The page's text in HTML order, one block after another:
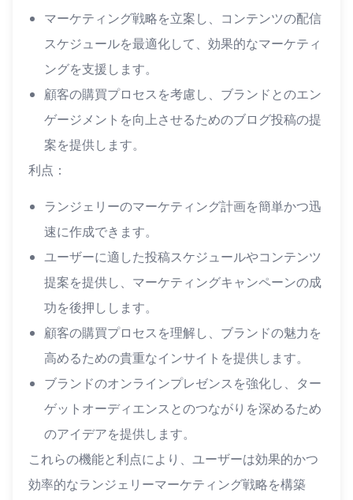
マーケティング戦略を立案し、コンテンツの配信
スケジュールを最適化して、効果的なマーケティ
ングを支援します。
顧客の購買プロセスを考慮し、ブランドとのエン
ゲージメントを向上させるためのブログ投稿の提
案を提供します。
利点：
ランジェリーのマーケティング計画を簡単かつ迅
速に作成できます。
ユーザーに適した投稿スケジュールやコンテンツ
提案を提供し、マーケティングキャンペーンの成
功を後押しします。
顧客の購買プロセスを理解し、ブランドの魅力を
高めるための貴重なインサイトを提供します。
ブランドのオンラインプレゼンスを強化し、ター
ゲットオーディエンスとのつながりを深めるため
のアイデアを提供します。
これらの機能と利点により、ユーザーは効果的かつ
効率的なランジェリーマーケティング戦略を構築